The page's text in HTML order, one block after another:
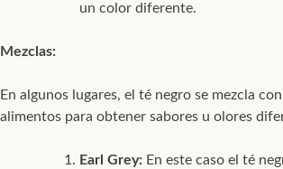
un color diferente.
Mezclas:
En algunos lugares, el té negro se mezcla
alimentos para obtener sabores u olores
Earl Grey: En este caso el té